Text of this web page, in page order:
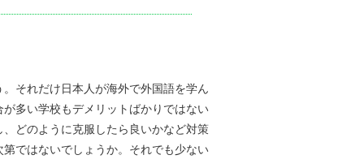
それだけ日本人が海外で外国語を学ん
多い学校もデメリットばかりではない
どのように克服したら良いかなど対策
ではないでしょうか。それでも少ない